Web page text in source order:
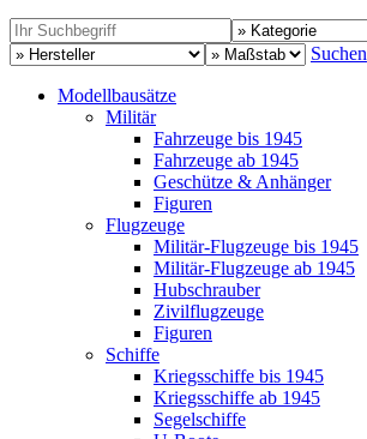
Suchen
Modellbausätze
Militär
Fahrzeuge bis 1945
Fahrzeuge ab 1945
Geschütze & Anhänger
Figuren
Flugzeuge
Militär-Flugzeuge bis 1945
Militär-Flugzeuge ab 1945
Hubschrauber
Zivilflugzeuge
Figuren
Schiffe
Kriegsschiffe bis 1945
Kriegsschiffe ab 1945
Segelschiffe